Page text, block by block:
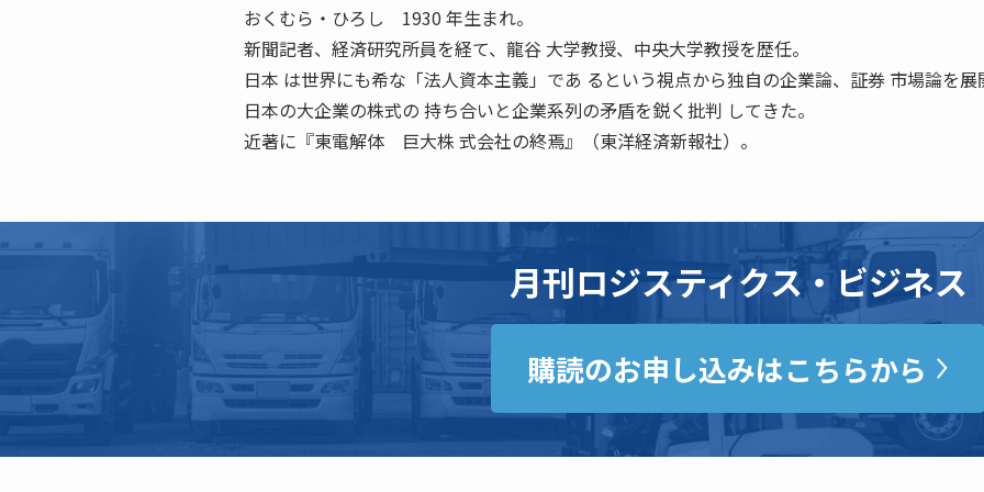
おくむら・ひろし 1930 年生まれ。
新聞記者、経済研究所員を経て、龍谷 大学教授、中央大学教授を歴任。
日本 は世界にも希な「法人資本主義」であ るという視点から独自の企業論、証券 市場論を展
日本の大企業の株式の 持ち合いと企業系列の矛盾を鋭く批判 してきた。
近著に『東電解体 巨大株 式会社の終焉』（東洋経済新報社）。
月刊ロジスティクス・ビジネス
購読のお申し込みはこちらから